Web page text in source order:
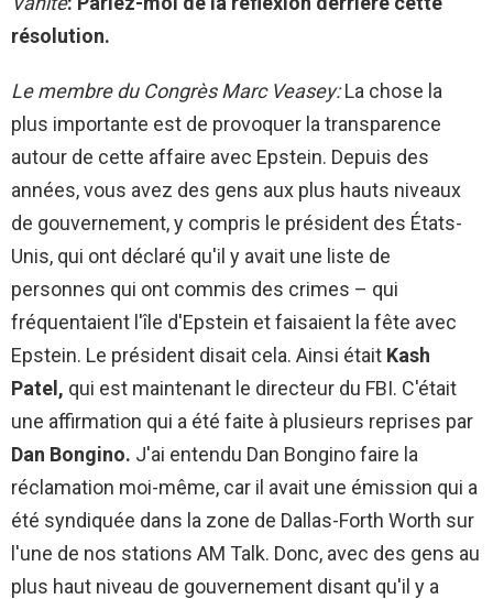
résolution.
Le membre du Congrès Marc Veasey:La chose la
plus importante est de provoquer la transparence
autour de cette affaire avec Epstein. Depuis des
années, vous avez des gens aux plus hauts niveaux
de gouvernement, y compris le président des États-
Unis, qui ont déclaré qu'il y avait une liste de
personnes qui ont commis des crimes – qui
fréquentaient l'île d'Epstein et faisaient la fête avec
Epstein. Le président disait cela. Ainsi était Kash
Patel, qui est maintenant le directeur du FBI. C'était
une affirmation qui a été faite à plusieurs reprises par
Dan Bongino. J'ai entendu Dan Bongino faire la
réclamation moi-même, car il avait une émission qui a
été syndiquée dans la zone de Dallas-Forth Worth sur
l'une de nos stations AM Talk. Donc, avec des gens au
plus haut niveau de gouvernement disant qu'il y a